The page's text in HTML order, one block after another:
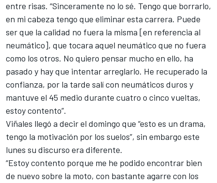
entre risas. “Sinceramente no lo sé. Tengo que borrarlo,
en mi cabeza tengo que eliminar esta carrera. Puede
ser que la calidad no fuera la misma [en referencia al
neumático], que tocara aquel neumático que no fuera
como los otros. No quiero pensar mucho en ello, ha
pasado y hay que intentar arreglarlo. He recuperado la
confianza, por la tarde salí con neumáticos duros y
mantuve el 45 medio durante cuatro o cinco vueltas,
estoy contento”.
Viñales llegó a decir el domingo que “esto es un drama,
tengo la motivación por los suelos”, sin embargo este
lunes su discurso era diferente.
“Estoy contento porque me he podido encontrar bien
de nuevo sobre la moto, con bastante agarre con los